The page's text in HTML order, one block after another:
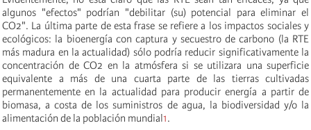
algunos "efectos" podrían "debilitar (su) potencial para eliminar el
CO2". La última parte de esta frase se refiere a los impactos sociales y
ecológicos: la bioenergía con captura y secuestro de carbono (la RTE
más madura en la actualidad) sólo podría reducir significativamente la
concentración de CO2 en la atmósfera si se utilizara una superficie
equivalente a más de una cuarta parte de las tierras cultivadas
permanentemente en la actualidad para producir energía a partir de
biomasa, a costa de los suministros de agua, la biodiversidad y/o la
alimentación de la población mundial1.